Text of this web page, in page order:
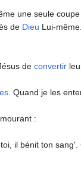
une seule
de Dieu Lui-
de convertir
. Quand je les
:
il bénit ton